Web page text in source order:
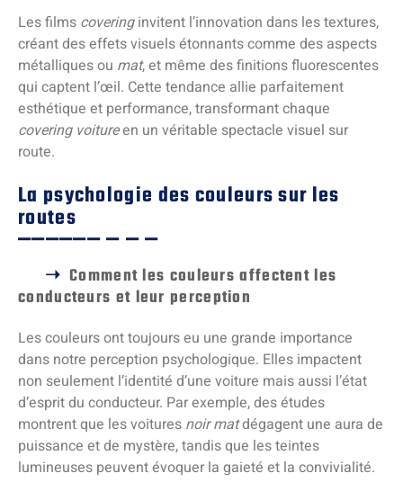
Les films coveringinvitent l’innovation dans les textures,
créant des effets visuels étonnants comme des aspects
métalliques ou mat, et même des finitions fluorescentes
qui captent l’œil. Cette tendance allie parfaitement
esthétique et performance, transformant chaque
covering voitureen un véritable spectacle visuel sur
route.
La psychologie des couleurs sur les
routes
Comment les couleurs affectent les
conducteurs et leur perception
Les couleurs ont toujours eu une grande importance
dans notre perception psychologique. Elles impactent
non seulement l’identité d’une voiture mais aussi l’état
d’esprit du conducteur. Par exemple, des études
montrent que les voitures noir matdégagent une aura de
puissance et de mystère, tandis que les teintes
lumineuses peuvent évoquer la gaieté et la convivialité.